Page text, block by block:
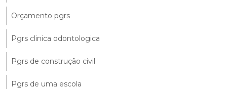
Orçamento pgrs
Pgrs clinica odontologica
Pgrs de construção civil
Pgrs de uma escola